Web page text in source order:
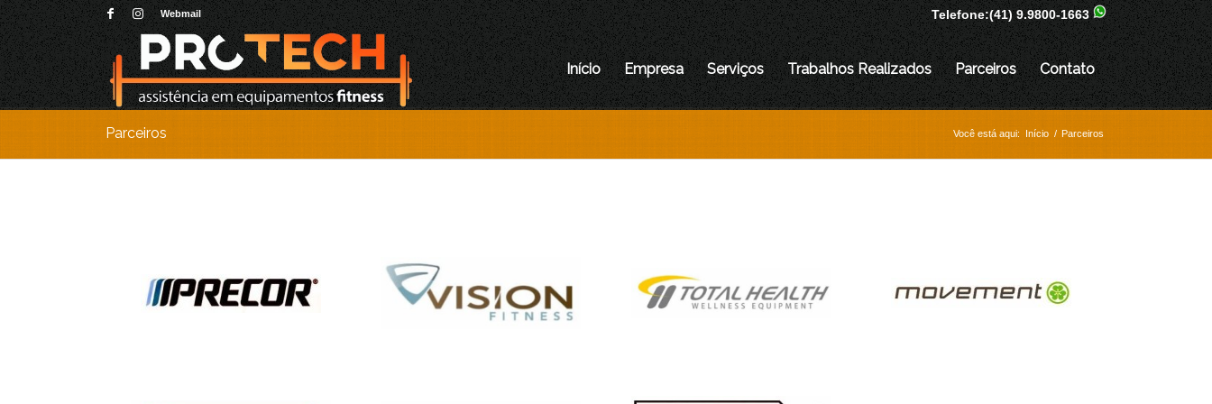
Webmail Telefone:(41) 9.9800-1663
Início Empresa Serviços Trabalhos Realizados Parceiros Contato
Parceiros Você está aqui: Início / Parceiros